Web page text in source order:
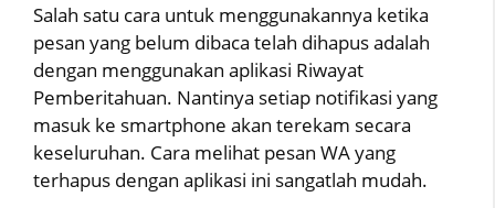
Salah satu cara untuk menggunakannya ketika
pesan yang belum dibaca telah dihapus adalah
dengan menggunakan aplikasi Riwayat
Pemberitahuan. Nantinya setiap notifikasi yang
masuk ke smartphone akan terekam secara
keseluruhan. Cara melihat pesan WA yang
terhapus dengan aplikasi ini sangatlah mudah.